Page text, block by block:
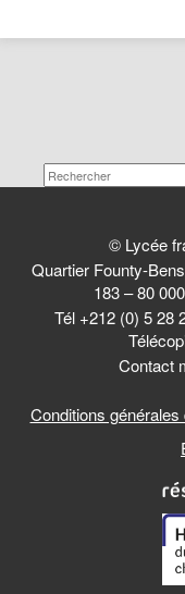
© Lycée
Quartier Founty-
183 – 80
Tél +212 (0) 5 28
Contact
Conditions générales